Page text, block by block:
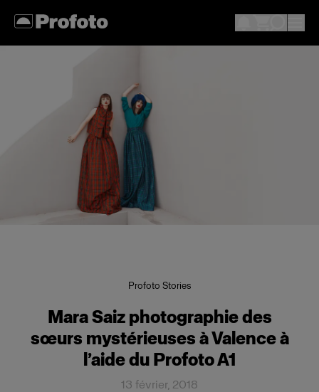
Profoto Stories
Mara Saiz photographie des
sœurs mystérieuses à Valence à
l’aide du Profoto A1
13 février, 2018